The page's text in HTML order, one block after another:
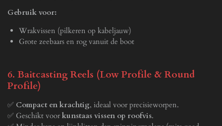
Gebruik voor:
Wrakvissen (pilkeren op kabeljauw)
Grote zeebaars en rog vanuit de boot
6. Baitcasting Reels (Low Profile & Round
Profile)
✅ Compact en krachtig, ideaal voor precisieworpen.
✅ Geschikt voorkunstaas vissen op roofvis.